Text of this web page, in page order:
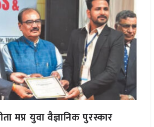
मप्र युवा वैज्ञानिक पुरस्कार